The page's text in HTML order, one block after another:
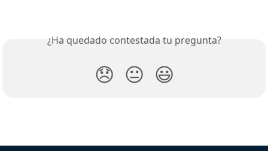
¿Ha quedado contestada tu pregunta?
😞 😐 😃